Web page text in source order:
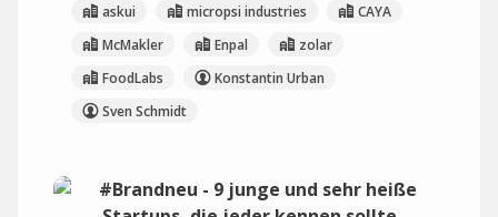
askui
micropsi industries
CAYA
McMakler
Enpal
zolar
FoodLabs
Konstantin Urban
Sven Schmidt